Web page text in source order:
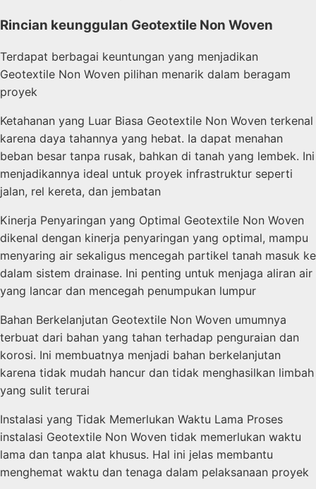
Rincian keunggulan Geotextile Non Woven
Terdapat berbagai keuntungan yang menjadikan
Geotextile Non Woven pilihan menarik dalam beragam
proyek
Ketahanan yang Luar Biasa Geotextile Non Woven terkenal
karena daya tahannya yang hebat. Ia dapat menahan
beban besar tanpa rusak, bahkan di tanah yang lembek. Ini
menjadikannya ideal untuk proyek infrastruktur seperti
jalan, rel kereta, dan jembatan
Kinerja Penyaringan yang Optimal Geotextile Non Woven
dikenal dengan kinerja penyaringan yang optimal, mampu
menyaring air sekaligus mencegah partikel tanah masuk ke
dalam sistem drainase. Ini penting untuk menjaga aliran air
yang lancar dan mencegah penumpukan lumpur
Bahan Berkelanjutan Geotextile Non Woven umumnya
terbuat dari bahan yang tahan terhadap penguraian dan
korosi. Ini membuatnya menjadi bahan berkelanjutan
karena tidak mudah hancur dan tidak menghasilkan limbah
yang sulit terurai
Instalasi yang Tidak Memerlukan Waktu Lama Proses
instalasi Geotextile Non Woven tidak memerlukan waktu
lama dan tanpa alat khusus. Hal ini jelas membantu
menghemat waktu dan tenaga dalam pelaksanaan proyek